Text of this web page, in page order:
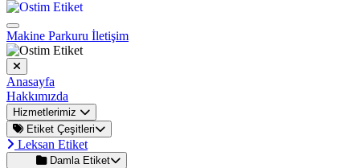
Makine Parkuru İletişim
Anasayfa
Hakkımızda
Hizmetlerimiz
Etiket Çeşitleri
Leksan Etiket
Damla Etiket